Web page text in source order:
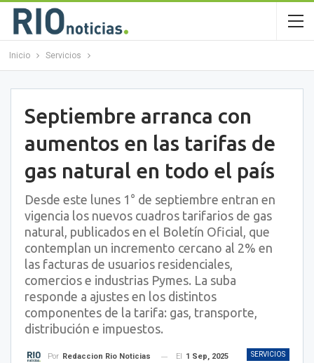
Inicio Servicios
Septiembre arranca con
aumentos en las tarifas de
gas natural en todo el país
Desde este lunes 1° de septiembre entran en
vigencia los nuevos cuadros tarifarios de gas
natural, publicados en el Boletín Oficial, que
contemplan un incremento cercano al 2% en
las facturas de usuarios residenciales,
comercios e industrias Pymes. La suba
responde a ajustes en los distintos
componentes de la tarifa: gas, transporte,
distribución e impuestos.
SERVICIOS
Por Redaccion Rio Noticias El 1 Sep, 2025